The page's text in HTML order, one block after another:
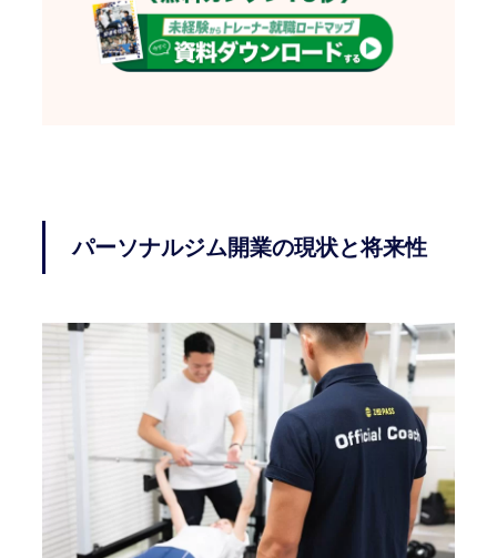
パーソナルジム開業の現状と将来性